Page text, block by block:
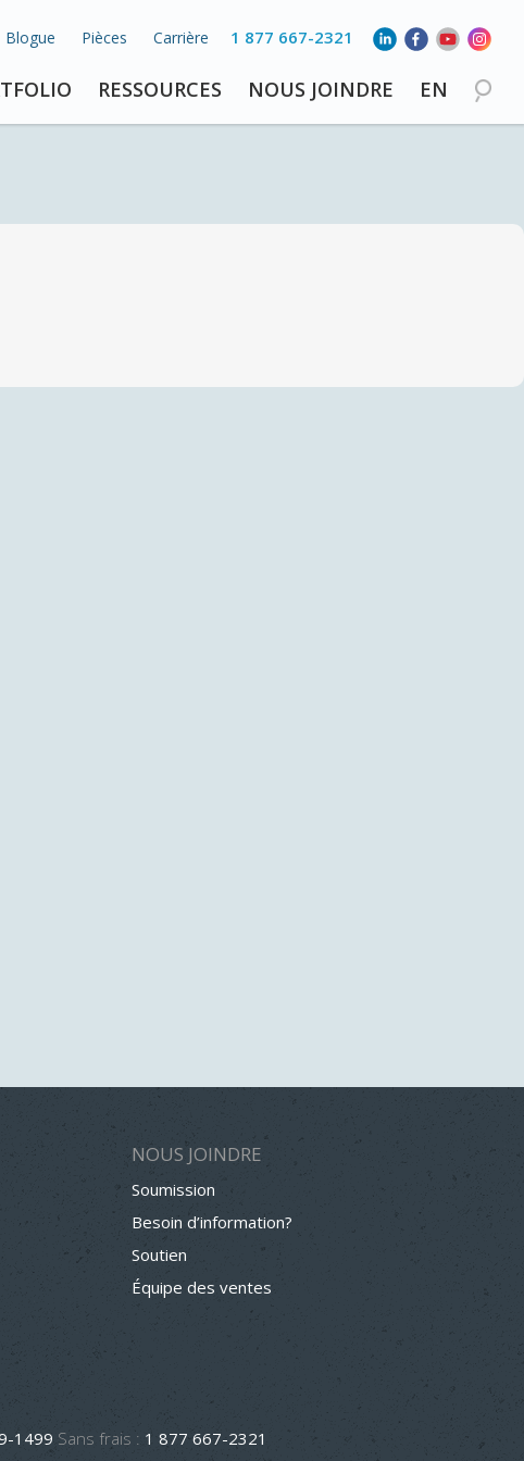
1 877 667-2321
Blogue Pièces Carrière
RESSOURCES NOUS JOINDRE EN
NOUS JOINDRE
Soumission
Besoin d’information?
Soutien
Équipe des ventes
1499 Sans frais : 1 877 667-2321